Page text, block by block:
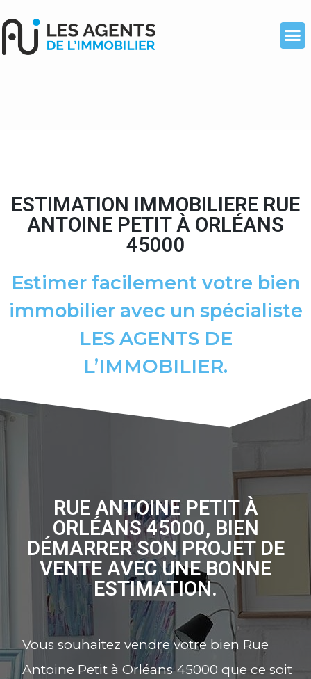
ESTIMATION IMMOBILIERE RUE
ANTOINE PETIT À ORLÉANS
45000
Estimer facilement votre bien
immobilier avec un spécialiste
LES AGENTS DE
L’IMMOBILIER.
RUE ANTOINE PETIT À
ORLÉANS 45000, BIEN
DÉMARRER SON PROJET DE
VENTE AVEC UNE BONNE
ESTIMATION.
Vous souhaitez vendre votre bien Rue
Antoine Petit à Orléans 45000 que ce soit